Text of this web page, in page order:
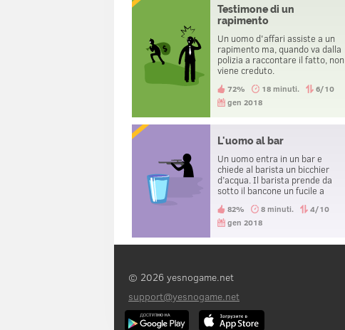
Testimone di un
rapimento
Un uomo d'affari assiste a un
rapimento ma, quando va dalla
polizia a raccontare il fatto, non
viene creduto.
72% 18 minuti.
6/10
gen 2018
L'uomo al bar
Un uomo entra in un bar e
chiede al barista un bicchier
d’acqua. Il barista prende da
sotto il bancone un fucile a
quest’uomo, minacciando di
sparare. L’uomo lo ringrazia ed
82% 8 minuti.
4/10
gen 2018
© 2026 yesnogame.net
support@yesnogame.net